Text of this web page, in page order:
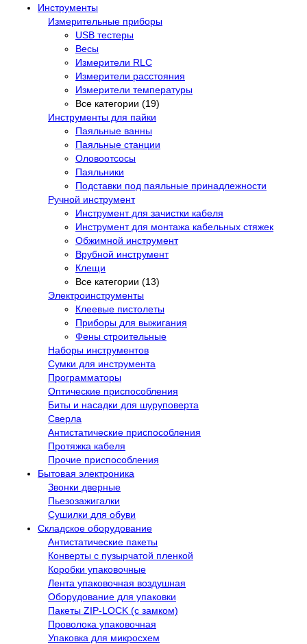
Инструменты
Измерительные приборы
USB тестеры
Весы
Измерители RLC
Измерители расстояния
Измерители температуры
Все категории (19)
Инструменты для пайки
Паяльные ванны
Паяльные станции
Оловоотсосы
Паяльники
Подставки под паяльные принадлежности
Ручной инструмент
Инструмент для зачистки кабеля
Инструмент для монтажа кабельных стяжек
Обжимной инструмент
Врубной инструмент
Клещи
Все категории (13)
Электроинструменты
Клеевые пистолеты
Приборы для выжигания
Фены строительные
Наборы инструментов
Сумки для инструмента
Программаторы
Оптические приспособления
Биты и насадки для шуруповерта
Сверла
Антистатические приспособления
Протяжка кабеля
Прочие приспособления
Бытовая электроника
Звонки дверные
Пьезозажигалки
Сушилки для обуви
Складское оборудование
Антистатические пакеты
Конверты с пузырчатой пленкой
Коробки упаковочные
Лента упаковочная воздушная
Оборудование для упаковки
Пакеты ZIP-LOCK (с замком)
Проволока упаковочная
Упаковка для микросхем